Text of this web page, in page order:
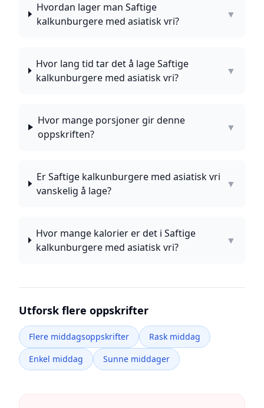
Hvordan lager man Saftige
kalkunburgere med asiatisk vri?
▼
Hvor lang tid tar det å lage Saftige
kalkunburgere med asiatisk vri?
▼
Hvor mange porsjoner gir denne
oppskriften?
▼
Er Saftige kalkunburgere med asiatisk vri
vanskelig å lage?
▼
Hvor mange kalorier er det i Saftige
kalkunburgere med asiatisk vri?
▼
Utforsk flere oppskrifter
Flere middagsoppskrifter
Rask middag
Enkel middag
Sunne middager